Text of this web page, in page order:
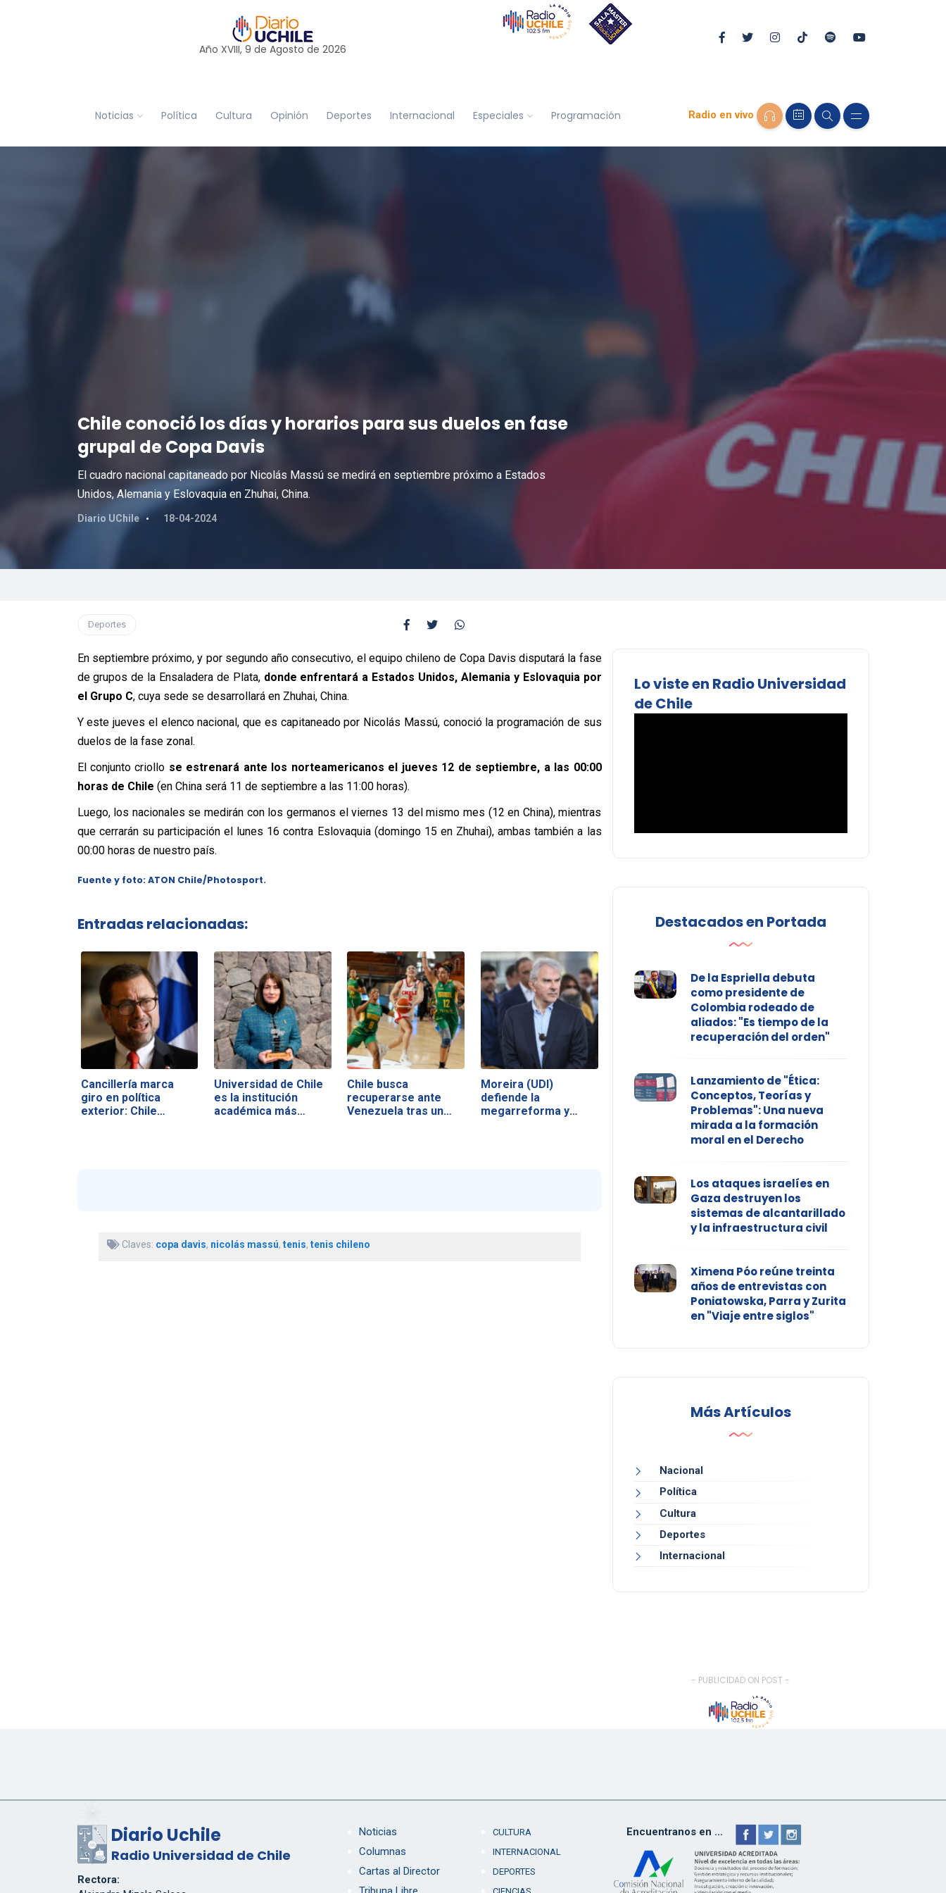
Año XVIII, 9 de Agosto de 2026
Noticias Política Cultura Opinión Deportes Internacional Especiales Programación Radio en vivo
Chile conoció los días y horarios para sus duelos en fase
grupal de Copa Davis
El cuadro nacional capitaneado por Nicolás Massú se medirá en septiembre próximo a Estados
Unidos, Alemania y Eslovaquia en Zhuhai, China.
Diario UChile 18-04-2024
Deportes
En septiembre próximo, y por segundo año consecutivo, el equipo chileno de Copa Davis disputará la fase
de grupos de la Ensaladera de Plata, donde enfrentará a Estados Unidos, Alemania y Eslovaquia por
el Grupo C, cuya sede se desarrollará en Zhuhai, China.
Y este jueves el elenco nacional, que es capitaneado por Nicolás Massú, conoció la programación de sus
duelos de la fase zonal.
El conjunto criollo se estrenará ante los norteamericanos el jueves 12 de septiembre, a las 00:00
horas de Chile (en China será 11 de septiembre a las 11:00 horas).
Luego, los nacionales se medirán con los germanos el viernes 13 del mismo mes (12 en China), mientras
que cerrarán su participación el lunes 16 contra Eslovaquia (domingo 15 en Zhuhai), ambas también a las
00:00 horas de nuestro país.
Fuente y foto: ATON Chile/Photosport.
Entradas relacionadas:
Cancillería marca
giro en política
exterior: Chile…
Universidad de Chile
es la institución
académica más…
Chile busca
recuperarse ante
Venezuela tras un
Moreira (UDI)
defiende la
megarreforma y
Claves: copa davis, nicolás massú, tenis, tenis chileno
Lo viste en Radio Universidad
de Chile
Destacados en Portada
De la Espriella debuta
como presidente de
Colombia rodeado de
aliados: "Es tiempo de la
recuperación del orden"
Lanzamiento de "Ética:
Conceptos, Teorías y
Problemas": Una nueva
mirada a la formación
moral en el Derecho
Los ataques israelíes en
Gaza destruyen los
sistemas de alcantarillado
y la infraestructura civil
Ximena Póo reúne treinta
años de entrevistas con
Poniatowska, Parra y Zurita
en "Viaje entre siglos"
Más Artículos
Nacional
Política
Cultura
Deportes
Internacional
- PUBLICIDAD ON POST -
Diario Uchile
Radio Universidad de Chile
Rectora:
Noticias
Columnas
Cartas al Director
CULTURA
INTERNACIONAL
DEPORTES
Encuentranos en ...